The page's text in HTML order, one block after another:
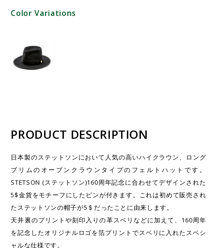
Color Variations
PRODUCT DESCRIPTION
日本製のステットソンにおいて人気の高いハイクラウン、ロング
ブリムのオープンクラウンタイプのフェルトハットです。
STETSON (ステットソン)160周年記念に合わせてデザインされた
5$金貨をモチーフにしたピンが付きます。これは初めて販売され
たステットソンの帽子が5＄だったことに由来します。
天井裏のプリントや刻印入りの革スベリなどに加えて、160周年
を記念したオリジナルロゴを箔プリントでスベリに入れたスペシ
ャルな仕様です。